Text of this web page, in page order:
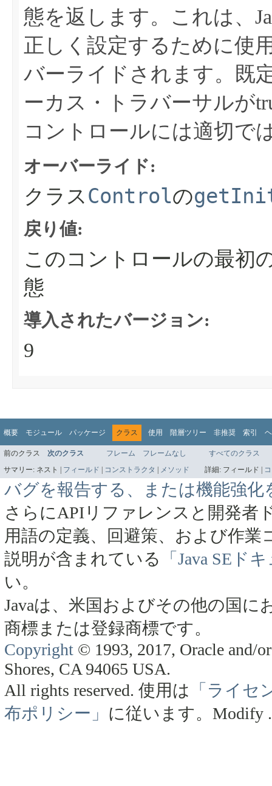
態を返します。これは、
正しく設定するために使
バーライドされます。既
ーカス・トラバーサルが
コントロールには適切で
オーバーライド:
クラスControlの
戻り値:
このコントロールの最初
態
導入されたバージョン:
9
概要 モジュール パッケージ クラス 使用 階層ツリー 非推奨 索引
前のクラス 次のクラス フレーム フレームなし
すべてのクラス
サマリー: ネスト | フィールド | コンストラクタ | メソッド 詳細: フィールド |
バグを報告する、または機能強化
さらにAPIリファレンスと開発者
用語の定義、回避策、および作
説明が含まれている
「Java SEド
い。
Javaは、米国およびその他の国に
商標または登録商標です。
Copyright © 1993, 2017, Oracle and/
Shores, CA 94065 USA.
All rights reserved. 使用は 「ライセ
布ポリシー」 に従います。 Modify